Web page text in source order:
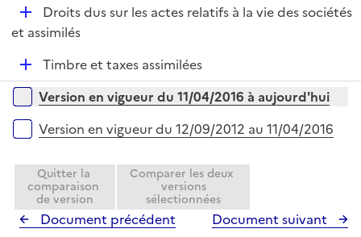
e
r
l
r
D
é
e
r
Droits dus sur les actes relatifs à la vie des sociétés
et assimilés
D
é
p
e
r
Timbre et taxes assimilées
Versions sur la période
Version en vigueur du 11/04/2016 à aujourd'hui
Version en vigueur du 12/09/2012 au 11/04/2016
Quitter la
comparaison
de version
Comparer les deux
versions
sélectionnées
Document précédent Document suivant